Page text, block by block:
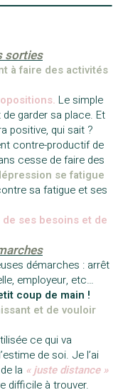
sorties
à faire des activités
Le simple
garder sa place. Et
positive, qui sait ?
contre-productif de
cesse de faire des
se fatigue
sa fatigue et ses
ses besoins et de
démarches : arrêt
employeur, etc…
coup de main !
et de vouloir
ce qui va
de soi. Je l’ai
la « juste distance »
difficile à trouver.